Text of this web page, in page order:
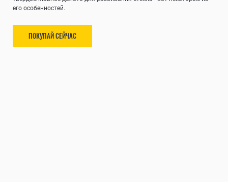
его особенностей.
ПОКУПАЙ СЕЙЧАС